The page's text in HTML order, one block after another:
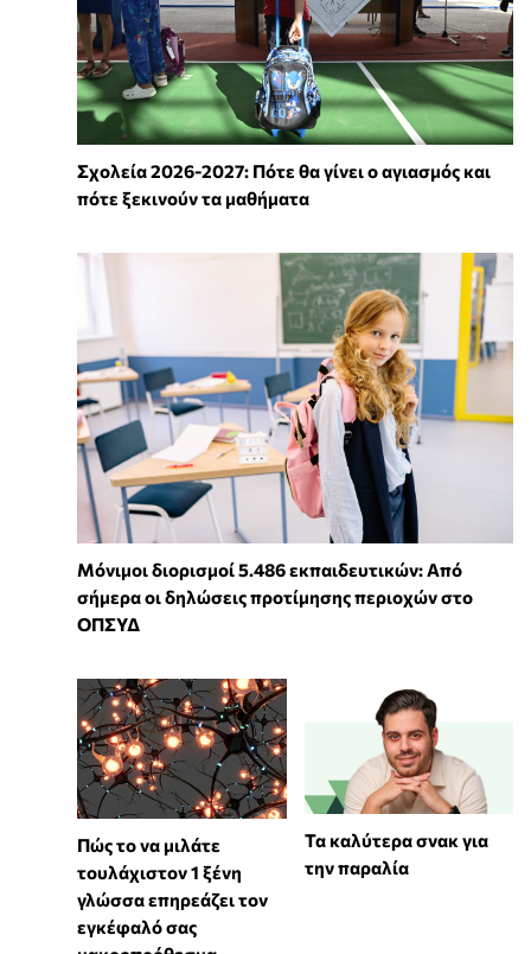
Σχολεία 2026-2027: Πότε θα γίνει ο αγιασμός και
πότε ξεκινούν τα μαθήματα
Μόνιμοι διορισμοί 5.486 εκπαιδευτικών: Από
σήμερα οι δηλώσεις προτίμησης περιοχών στο
ΟΠΣΥΔ
⁠Πώς το να μιλάτε
τουλάχιστον 1 ξένη
γλώσσα επηρεάζει τον
εγκέφαλό σας
Τα καλύτερα σνακ για
την παραλία